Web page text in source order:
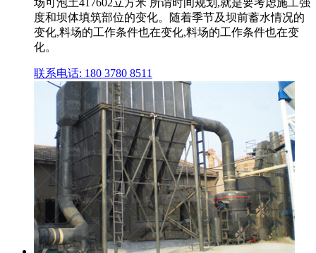
度和坝体填筑部位的变化。随着季节及坝前蓄水情况的
变化,料场的工作条件也在变化,料场的工作条件也在变
化。
联系电话: 180 3780 8511